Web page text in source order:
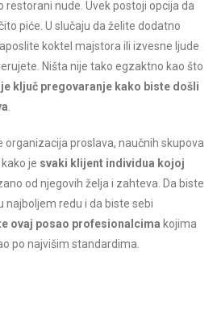
restorani nude. Uvek postoji opcija da
piće. U slučaju da želite dodatno
koktel majstora ili izvesne ljude
Ništa nije tako egzaktno kao što
ključ pregovaranje kako biste došli
.
organizacija proslava, naučnih skupova
je svaki klijent individua kojoj
od njegovih želja i zahteva. Da biste
najboljem redu i da biste sebi
ovaj posao profesionalcima kojima
po najvišim standardima.